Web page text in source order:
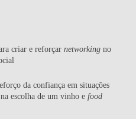
criar e reforçarnetworking no
da confiança em situações
escolha de um vinho efood